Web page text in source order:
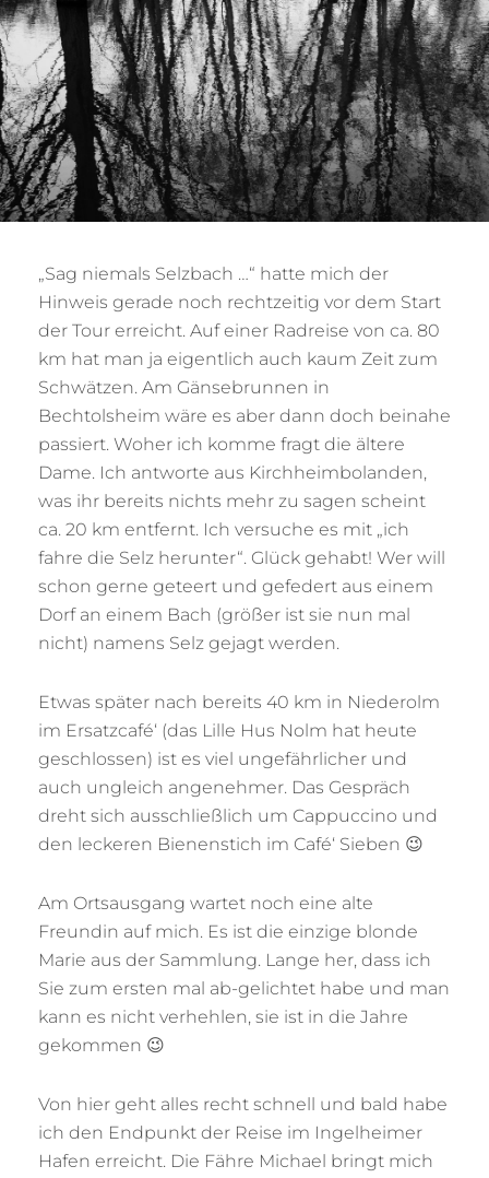
„Sag niemals Selzbach …“ hatte mich der
Hinweis gerade noch rechtzeitig vor dem Start
der Tour erreicht. Auf einer Radreise von ca. 80
km hat man ja eigentlich auch kaum Zeit zum
Schwätzen. Am Gänsebrunnen in
Bechtolsheim wäre es aber dann doch beinahe
passiert. Woher ich komme fragt die ältere
Dame. Ich antworte aus Kirchheimbolanden,
was ihr bereits nichts mehr zu sagen scheint
ca. 20 km entfernt. Ich versuche es mit „ich
fahre die Selz herunter“. Glück gehabt! Wer will
schon gerne geteert und gefedert aus einem
Dorf an einem Bach (größer ist sie nun mal
nicht) namens Selz gejagt werden.
Etwas später nach bereits 40 km in Niederolm
im Ersatzcafé‘ (das Lille Hus Nolm hat heute
geschlossen) ist es viel ungefährlicher und
auch ungleich angenehmer. Das Gespräch
dreht sich ausschließlich um Cappuccino und
den leckeren Bienenstich im Café‘ Sieben 😉
Am Ortsausgang wartet noch eine alte
Freundin auf mich. Es ist die einzige blonde
Marie aus der Sammlung. Lange her, dass ich
Sie zum ersten mal ab-gelichtet habe und man
kann es nicht verhehlen, sie ist in die Jahre
gekommen 😉
Von hier geht alles recht schnell und bald habe
ich den Endpunkt der Reise im Ingelheimer
Hafen erreicht. Die Fähre Michael bringt mich